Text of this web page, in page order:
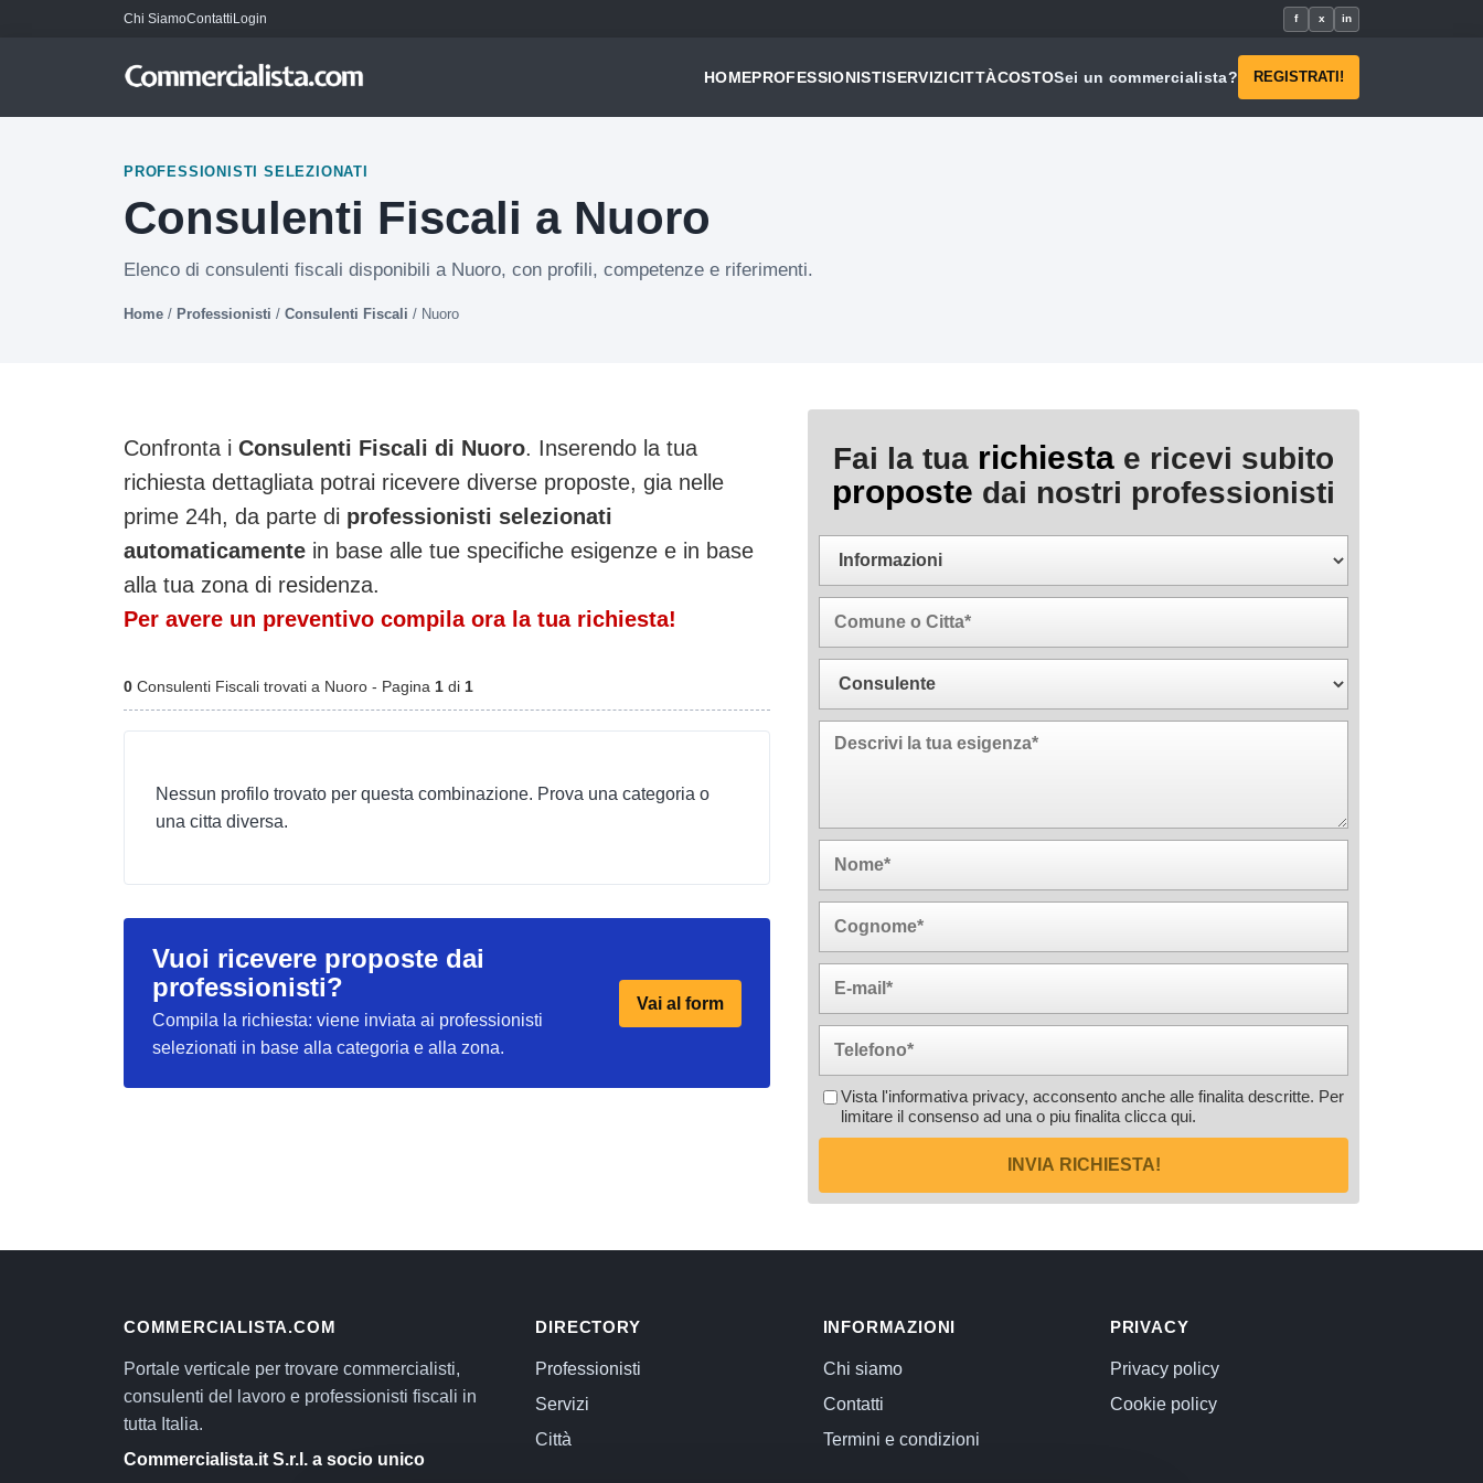
Chi SiamoContattiLogin f x in
HOMEPROFESSIONISTISERVIZICITTÀCOSTOSei un commercialista? REGISTRATI!
PROFESSIONISTI SELEZIONATI
Consulenti Fiscali a Nuoro
Elenco di consulenti fiscali disponibili a Nuoro, con profili, competenze e riferimenti.
Home / Professionisti / Consulenti Fiscali / Nuoro
Confronta i Consulenti Fiscali di Nuoro. Inserendo la tua
richiesta dettagliata potrai ricevere diverse proposte, gia nelle
prime 24h, da parte di professionisti selezionati
automaticamente in base alle tue specifiche esigenze e in base
alla tua zona di residenza.
Per avere un preventivo compila ora la tua richiesta!
0 Consulenti Fiscali trovati a Nuoro - Pagina 1 di 1
Nessun profilo trovato per questa combinazione. Prova una categoria o
una citta diversa.
Vuoi ricevere proposte dai
professionisti?
Compila la richiesta: viene inviata ai professionisti
selezionati in base alla categoria e alla zona.
Vai al form
Fai la tua richiesta e ricevi subito
proposte dai nostri professionisti
Vista l'informativa privacy, acconsento anche alle finalita descritte. Per
limitare il consenso ad una o piu finalita clicca qui.
INVIA RICHIESTA!
COMMERCIALISTA.COM
Portale verticale per trovare commercialisti,
consulenti del lavoro e professionisti fiscali in
tutta Italia.
Commercialista.it S.r.l. a socio unico
DIRECTORY
Professionisti
Servizi
Città
INFORMAZIONI
Chi siamo
Contatti
Termini e condizioni
PRIVACY
Privacy policy
Cookie policy